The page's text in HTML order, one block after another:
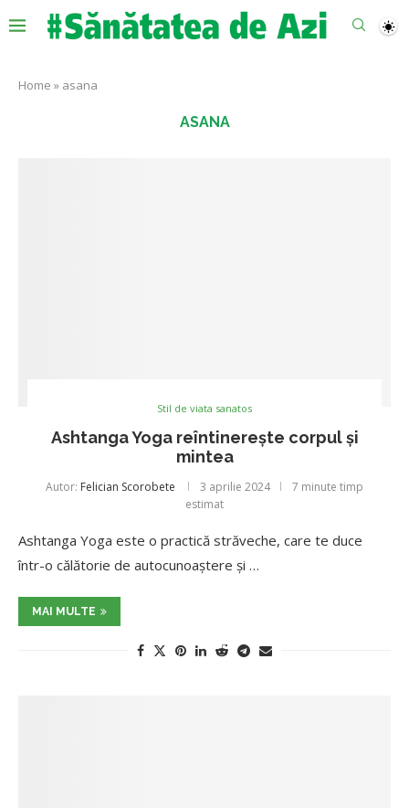
Home » asana
ASANA
Stil de viata sanatos
Ashtanga Yoga reîntinerește corpul și
mintea
Autor: Felician Scorobete 3 aprilie 2024
7 minute timp
estimat
Ashtanga Yoga este o practică străveche, care te duce
într-o călătorie de autocunoaștere și …
MAI MULTE